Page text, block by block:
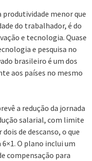
menor que
do trabalhador, é do
e tecnologia. Quase
e pesquisa no
brasileiro é um dos
aos países no mesmo
a redução da jornada
salarial, com limite
de descanso, o que
O plano inclui um
compensação para